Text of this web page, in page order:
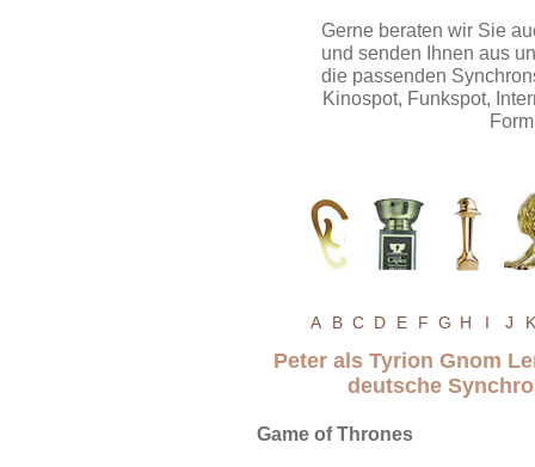
Gerne beraten wir Sie
und senden Ihnen aus
die passenden
Kinospot, Funkspot,
A B C D E F G H I J K
Peter als Tyrion Gnom
deutsche
Game of Thrones